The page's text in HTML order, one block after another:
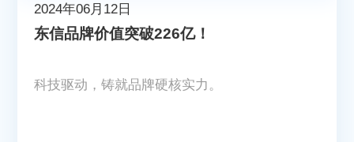
2024年06月12日
东信品牌价值突破226亿！
科技驱动，铸就品牌硬核实力。